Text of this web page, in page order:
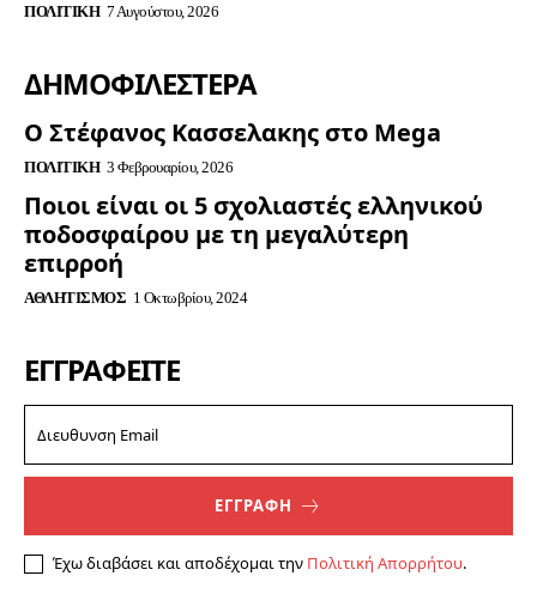
ΠΟΛΙΤΙΚΉ 7 Αυγούστου, 2026
ΔΗΜΟΦΙΛΈΣΤΕΡΑ
Ο Στέφανος Κασσελακης στο Mega
ΠΟΛΙΤΙΚΉ 3 Φεβρουαρίου, 2026
Ποιοι είναι οι 5 σχολιαστές ελληνικού
ποδοσφαίρου με τη μεγαλύτερη
επιρροή
ΑΘΛΗΤΙΣΜΌΣ 1 Οκτωβρίου, 2024
ΕΓΓΡΑΦΕΊΤΕ
ΕΓΓΡΑΦΗ
Έχω διαβάσει και αποδέχομαι την Πολιτική Απορρήτου.